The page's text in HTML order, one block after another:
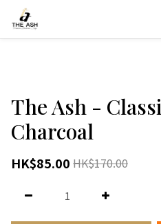
The Ash -
Charcoal
HK$85.00 HK$170.00